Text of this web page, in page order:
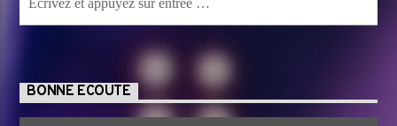
BONNE ECOUTE